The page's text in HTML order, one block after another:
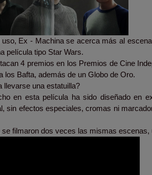
Ex - Machina se acerca más al
película tipo Star Wars.
4 premios en los Premios de Cine
Bafta, además de un Globo de Oro.
llevarse una estatuilla?
en esta película ha sido diseñado en
sin efectos especiales, cromas ni
filmaron dos veces las mismas escenas,